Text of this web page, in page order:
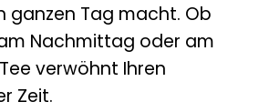
ganzen Tag macht. Ob
Nachmittag oder am
verwöhnt Ihren
Zeit.